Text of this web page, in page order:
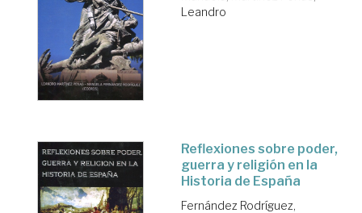
Leandro
Reflexiones sobre poder,
guerra y religión en la
Historia de España
Fernández Rodríguez,